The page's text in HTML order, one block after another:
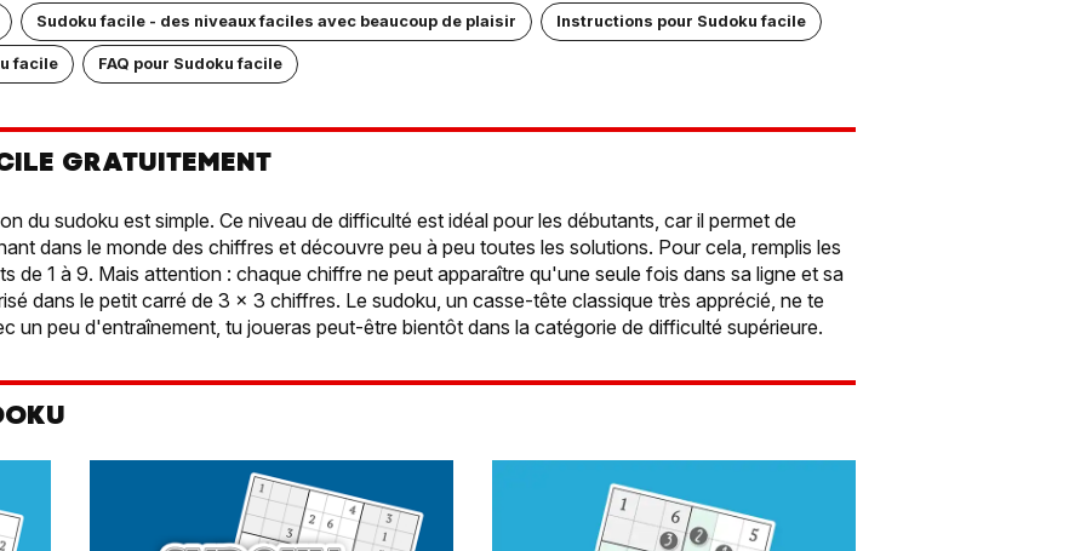
Sudoku facile - des niveaux faciles avec beaucoup de plaisir Instructions pour Sudoku facile
facile FAQ pour Sudoku facile
GRATUITEMENT
du sudoku est simple. Ce niveau de difficulté est idéal pour les débutants, car il permet de
dans le monde des chiffres et découvre peu à peu toutes les solutions. Pour cela, remplis les
de 1 à 9. Mais attention : chaque chiffre ne peut apparaître qu'une seule fois dans sa ligne et sa
dans le petit carré de 3 x 3 chiffres. Le sudoku, un casse-tête classique très apprécié, ne te
un peu d'entraînement, tu joueras peut-être bientôt dans la catégorie de difficulté supérieure.